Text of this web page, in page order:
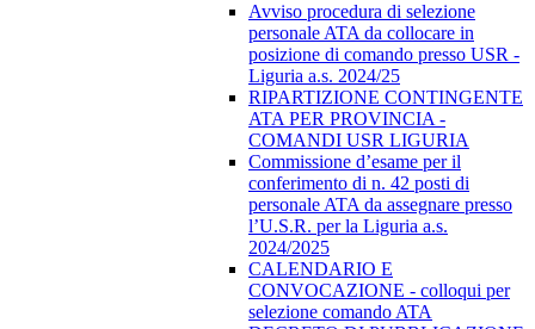
Avviso procedura di selezione
personale ATA da collocare in
posizione di comando presso USR -
Liguria a.s. 2024/25
RIPARTIZIONE CONTINGENTE
ATA PER PROVINCIA -
COMANDI USR LIGURIA
Commissione d’esame per il
conferimento di n. 42 posti di
personale ATA da assegnare presso
l’U.S.R. per la Liguria a.s.
2024/2025
CALENDARIO E
CONVOCAZIONE - colloqui per
selezione comando ATA